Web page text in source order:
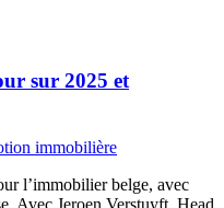
sur 2025 et
immobilière
l’immobilier belge, avec
Avec Jeroen Verstuyft, Head